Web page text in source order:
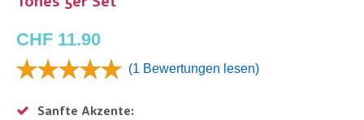
CHF 11.90
(1 Bewertungen lesen)
Sanfte Akzente: